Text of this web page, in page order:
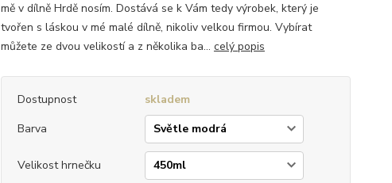
mě v dílně Hrdě nosím. Dostává se k Vám tedy výrobek, který je
tvořen s láskou v mé malé dílně, nikoliv velkou firmou. Vybírat
můžete ze dvou velikostí a z několika ba... celý popis
Dostupnost
skladem
Barva
Velikost hrnečku